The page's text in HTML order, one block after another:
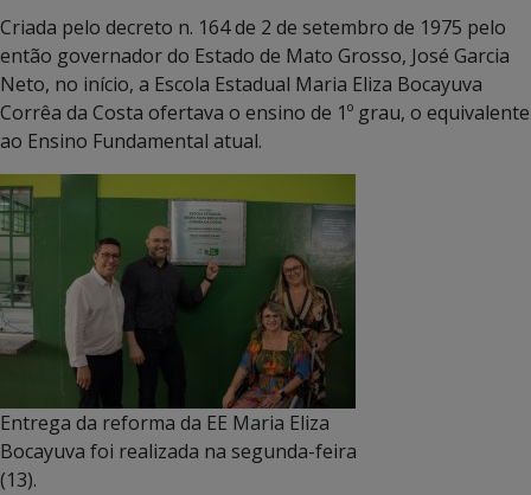
Criada pelo decreto n. 164 de 2 de setembro de 1975 pelo
então governador do Estado de Mato Grosso, José Garcia
Neto, no início, a Escola Estadual Maria Eliza Bocayuva
Corrêa da Costa ofertava o ensino de 1º grau, o equivalente
ao Ensino Fundamental atual.
Entrega da reforma da EE Maria Eliza
Bocayuva foi realizada na segunda-feira
(13).